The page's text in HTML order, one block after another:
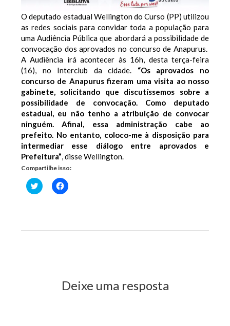
O deputado estadual Wellington do Curso (PP) utilizou
as redes sociais para convidar toda a população para
uma Audiência Pública que abordará a possibilidade de
convocação dos aprovados no concurso de Anapurus.
A Audiência irá acontecer às 16h, desta terça-feira
(16), no Interclub da cidade. “Os aprovados no
concurso de Anapurus fizeram uma visita ao nosso
gabinete, solicitando que discutíssemos sobre a
possibilidade de convocação. Como deputado
estadual, eu não tenho a atribuição de convocar
ninguém. Afinal, essa administração cabe ao
prefeito. No entanto, coloco-me à disposição para
intermediar esse diálogo entre aprovados e
Prefeitura”, disse Wellington.
Compartilhe isso:
Clique
para
janela)
Clique
para
janela)
Deixe uma resposta